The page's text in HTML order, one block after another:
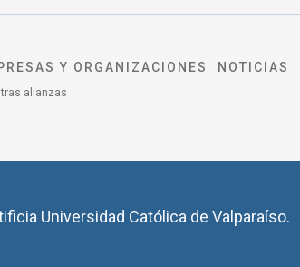
Y ORGANIZACIONES
alianzas
NOTICIAS
Universidad Católica de Valparaíso.